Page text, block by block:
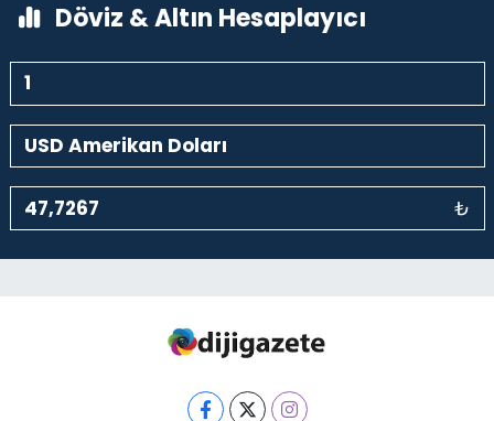
Döviz & Altın Hesaplayıcı
₺